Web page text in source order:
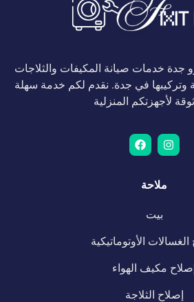
خدمات صيانة المكيفات والثلاجات
وتركيبها في جدة. نقدم لكم خدمة سهلة
ملاحة
بيت
الأوتوماتيكية
مكيف الهواء
إصلاح الثلاجة